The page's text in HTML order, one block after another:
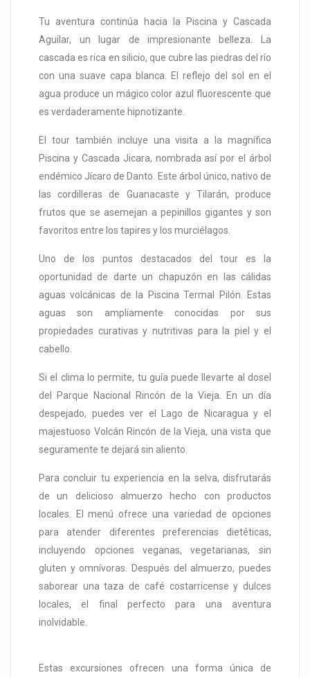
Tu aventura continúa hacia la Piscina y Cascada
Aguilar, un lugar de impresionante belleza. La
cascada es rica en silicio, que cubre las piedras del río
con una suave capa blanca. El reflejo del sol en el
agua produce un mágico color azul fluorescente que
es verdaderamente hipnotizante.
El tour también incluye una visita a la magnífica
Piscina y Cascada Jicara, nombrada así por el árbol
endémico Jícaro de Danto. Este árbol único, nativo de
las cordilleras de Guanacaste y Tilarán, produce
frutos que se asemejan a pepinillos gigantes y son
favoritos entre los tapires y los murciélagos.
Uno de los puntos destacados del tour es la
oportunidad de darte un chapuzón en las cálidas
aguas volcánicas de la Piscina Termal Pilón. Estas
aguas son ampliamente conocidas por sus
propiedades curativas y nutritivas para la piel y el
cabello.
Si el clima lo permite, tu guía puede llevarte al dosel
del Parque Nacional Rincón de la Vieja. En un día
despejado, puedes ver el Lago de Nicaragua y el
majestuoso Volcán Rincón de la Vieja, una vista que
seguramente te dejará sin aliento.
Para concluir tu experiencia en la selva, disfrutarás
de un delicioso almuerzo hecho con productos
locales. El menú ofrece una variedad de opciones
para atender diferentes preferencias dietéticas,
incluyendo opciones veganas, vegetarianas, sin
gluten y omnívoras. Después del almuerzo, puedes
saborear una taza de café costarricense y dulces
locales, el final perfecto para una aventura
inolvidable.
Estas excursiones ofrecen una forma única de